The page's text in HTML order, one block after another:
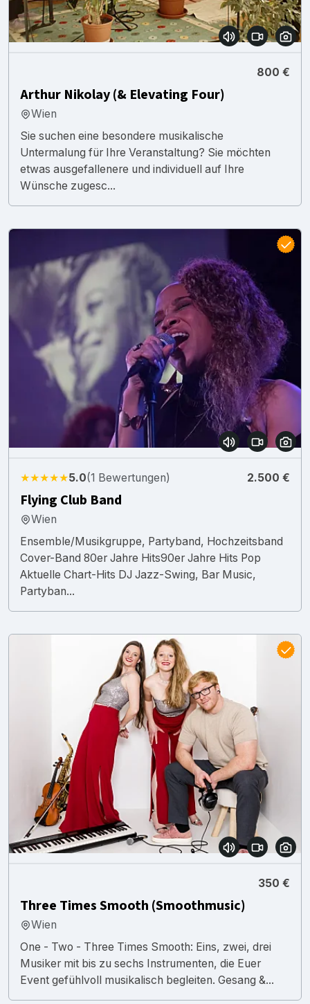
800 €
Arthur Nikolay (& Elevating Four)
Wien
Sie suchen eine besondere musikalische
Untermalung für Ihre Veranstaltung? Sie möchten
etwas ausgefallenere und individuell auf Ihre
Wünsche zugesc...
★★★★★5.0(1 Bewertungen) 2.500 €
Flying Club Band
Wien
Ensemble/Musikgruppe, Partyband, Hochzeitsband
Cover-Band 80er Jahre Hits90er Jahre Hits Pop
Aktuelle Chart-Hits DJ Jazz-Swing, Bar Music,
Partyban...
350 €
Three Times Smooth (Smoothmusic)
Wien
One - Two - Three Times Smooth: Eins, zwei, drei
Musiker mit bis zu sechs Instrumenten, die Euer
Event gefühlvoll musikalisch begleiten. Gesang &...